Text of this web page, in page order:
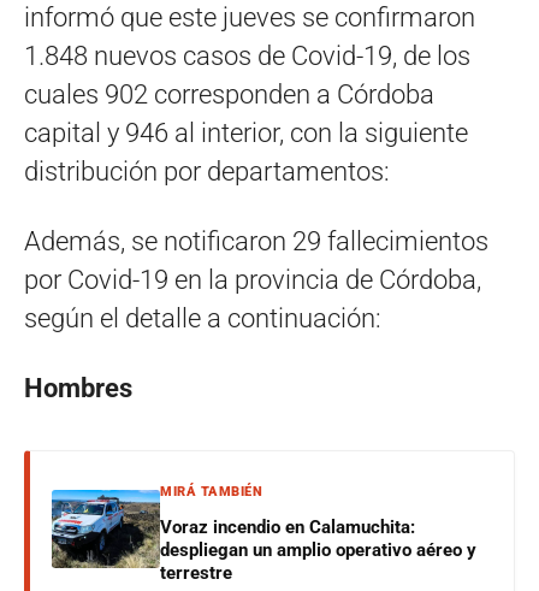
informó que este jueves se confirmaron
1.848 nuevos casos de Covid-19, de los
cuales 902 corresponden a Córdoba
capital y 946 al interior, con la siguiente
distribución por departamentos:
Además, se notificaron 29 fallecimientos
por Covid-19 en la provincia de Córdoba,
según el detalle a continuación:
Hombres
MIRÁ TAMBIÉN
Voraz incendio en Calamuchita:
despliegan un amplio operativo aéreo y
terrestre